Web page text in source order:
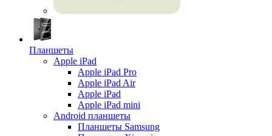
Планшеты
Apple iPad
Apple iPad Pro
Apple iPad Air
Apple iPad
Apple iPad mini
Android планшеты
Планшеты Samsung